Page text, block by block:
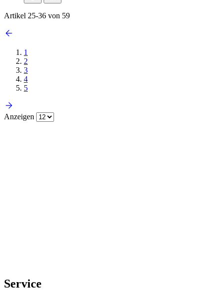
Artikel 25-36 von 59
1
2
3
4
5
Anzeigen
Service